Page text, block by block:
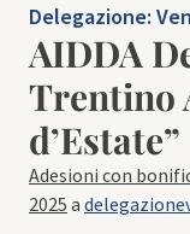
Delegazione:
AIDDA
Trentino
d’Estate”
Adesioni con
2025a